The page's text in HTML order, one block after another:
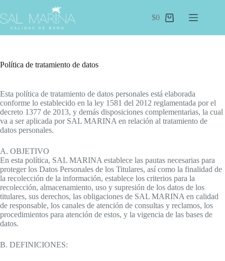
al
contenido
Carro
$0
Política de tratamiento de datos
Esta política de tratamiento de datos personales está elaborada
conforme lo establecido en la ley 1581 del 2012 reglamentada por el
decreto 1377 de 2013, y demás disposiciones complementarias, la cual
va a ser aplicada por SAL MARINA en relación al tratamiento de
datos personales.
A. OBJETIVO
En esta política, SAL MARINA establece las pautas necesarias para
proteger los Datos Personales de los Titulares, así como la finalidad de
la recolección de la información, establece los criterios para la
recolección, almacenamiento, uso y supresión de los datos de los
titulares, sus derechos, las obligaciones de SAL MARINA en calidad
de responsable, los canales de atención de consultas y reclamos, los
procedimientos para atención de estos, y la vigencia de las bases de
datos.
B. DEFINICIONES: